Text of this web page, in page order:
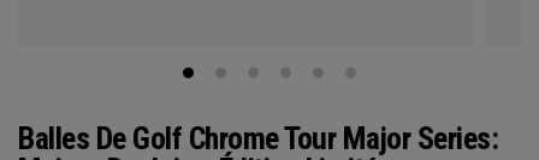
Balles De Golf Chrome Tour Major Series: